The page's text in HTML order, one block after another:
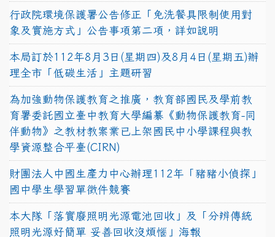
行政院環境保護署公告修正「免洗餐具限制使用對
象及實施方式」公告事項第二項，詳如說明
本局訂於112年8月3日(星期四)及8月4日(星期五)辦
理全市「低碳生活」主題研習
為加強動物保護教育之推廣，教育部國民及學前教
育署委託國立臺中教育大學編纂《動物保護教育-同
伴動物》之教材教案業已上架國民中小學課程與教
學資源整合平臺(CIRN)
財團法人中國生產力中心辦理112年「豬豬小偵探」
國中學生學習單徵件競賽
本大隊「落實廢照明光源電池回收」及「分辨傳統
照明光源好簡單 妥善回收沒煩惱」海報